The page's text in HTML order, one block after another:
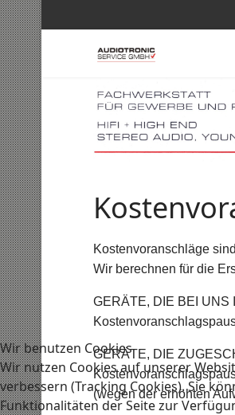
Kostenvoranschläge
Wir berechnen für die
GERÄTE, DIE BEI UNS
GERÄTE, DIE
(wegen der erhöhten
Wir benutzen Cookies
Wir nutzen Cookies auf unserer
verbessern (Tracking Cookies). Sie
Funktionalitäten der Seite zur